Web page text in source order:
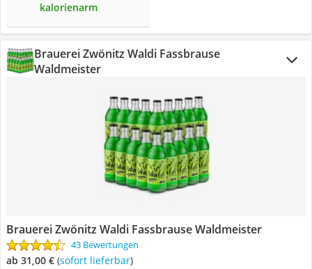
kalorienarm
Brauerei Zwönitz Waldi Fassbrause
Waldmeister
Brauerei Zwönitz Waldi Fassbrause Waldmeister
43 Bewertungen
ab 31,00 € ( Sofort lieferbar)